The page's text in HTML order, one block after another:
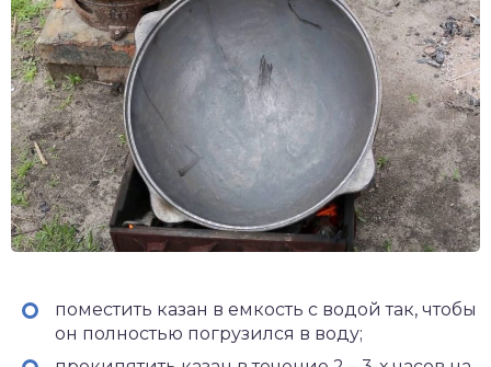
поместить казан в емкость с водой так, чтобы
он полностью погрузился в воду;